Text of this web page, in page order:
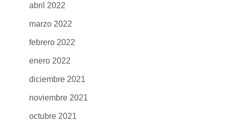
abril 2022
marzo 2022
febrero 2022
enero 2022
diciembre 2021
noviembre 2021
octubre 2021